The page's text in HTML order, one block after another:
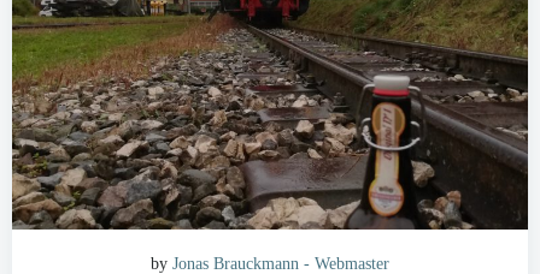
by Jonas Brauckmann - Webmaster